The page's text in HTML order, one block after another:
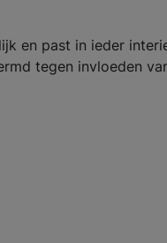
en past in ieder
tegen invloeden